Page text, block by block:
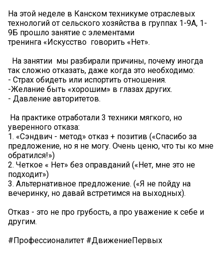
На этой неделе в Канском техникуме отраслевых
технологий от сельского хозяйства в группах 1-9А, 1-
9Б прошло занятие с элементами
тренинга «Искусство говорить «Нет».
На занятии мы разбирали причины, почему иногда
так сложно отказать, даже когда это необходимо:
- Страх обидеть или испортить отношения.
-Желание быть «хорошим» в глазах других.
- Давление авторитетов.
На практике отработали 3 техники мягкого, но
уверенного отказа:
1. «Сэндвич - метод» отказ + позитив («Спасибо за
предложение, но я не могу. Очень ценю, что ты ко мне
обратился!»)
2. Четкое « Нет» без оправданий («Нет, мне это не
подходит»)
3. Альтернативное предложение. («Я не пойду на
вечеринку, но давай встретимся на выходных).
Отказ - это не про грубость, а про уважение к себе и
другим.
#Профессионалитет #ДвижениеПервых